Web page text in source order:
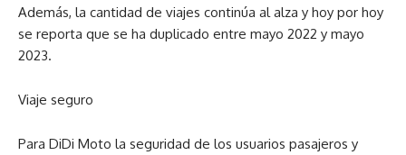
Además, la cantidad de viajes continúa al alza y hoy por hoy
se reporta que se ha duplicado entre mayo 2022 y mayo
2023.
Viaje seguro
Para DiDi Moto la seguridad de los usuarios pasajeros y